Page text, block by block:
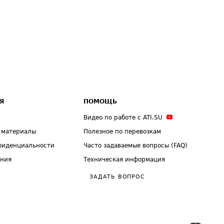
ПОМОЩЬ
Видео по работе с ATI.SU
Полезное по перевозкам
Часто задаваемые вопросы (FAQ)
Техническая информация
ЗАДАТЬ ВОПРОС